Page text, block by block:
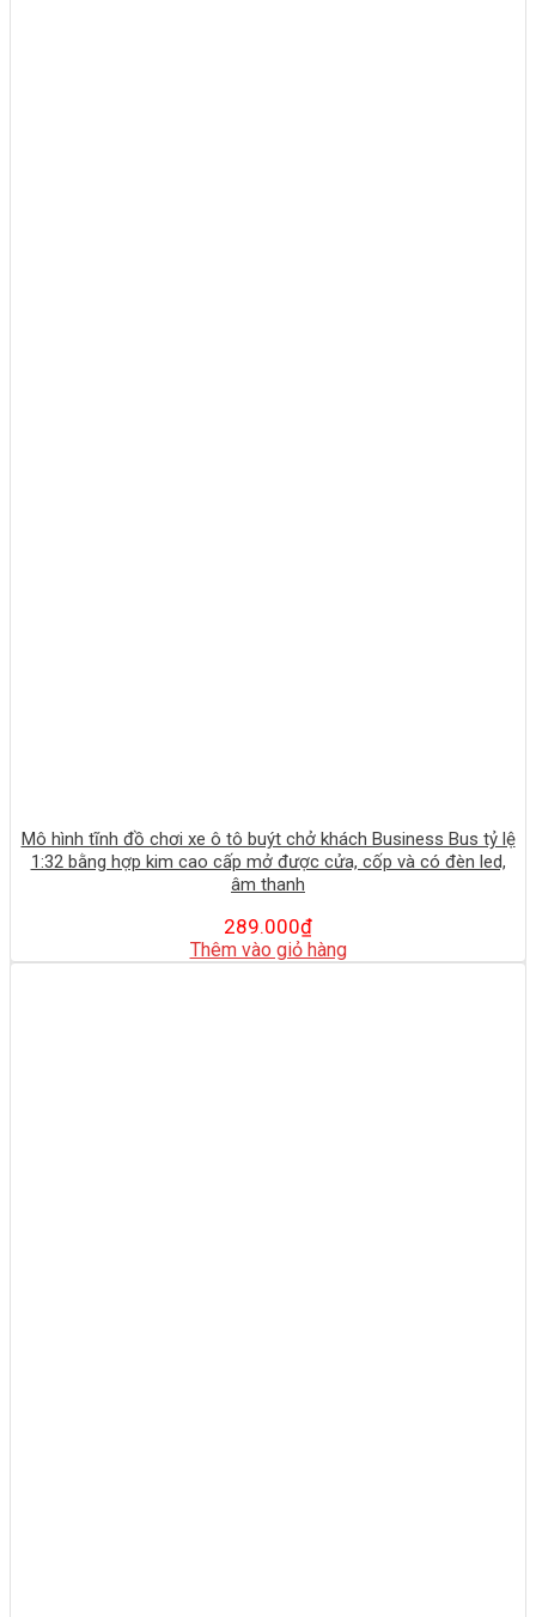
Mô hình tĩnh đồ chơi xe ô tô buýt chở khách Business Bus tỷ lệ
1:32 bằng hợp kim cao cấp mở được cửa, cốp và có đèn led,
âm thanh
289.000₫
Thêm vào giỏ hàng